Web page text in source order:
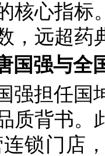
核心指标
，远超药
国强与全
强担任国
质背书。
锁门店